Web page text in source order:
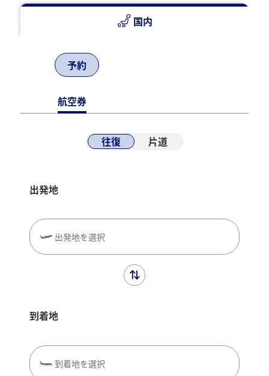
ご用意しています。
ANAエンターテインメントサイトでは、詳細のラインアッ
ANAエンターテインメントサイ
トはこちら
一部機体では月初は前月の、月末は翌月のプログラムと
可能性がございます。あらかじめご了承ください。
8月タイトルリスト（PDF）
国内
予約
航空券
往復 片道
出発地
出発地を選択
到着地
到着地を選択